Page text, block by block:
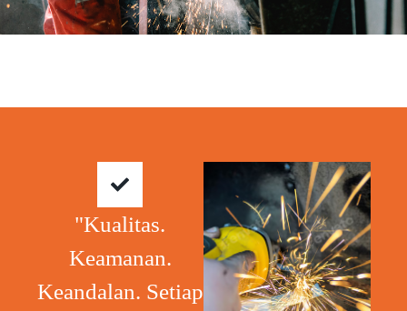
"Kualitas.
Keamanan.
Keandalan. Setiap